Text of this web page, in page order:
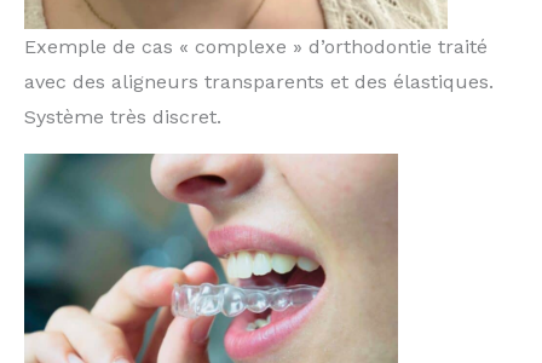
Exemple de cas « complexe » d’orthodontie traité
avec des aligneurs transparents et des élastiques.
Système très discret.